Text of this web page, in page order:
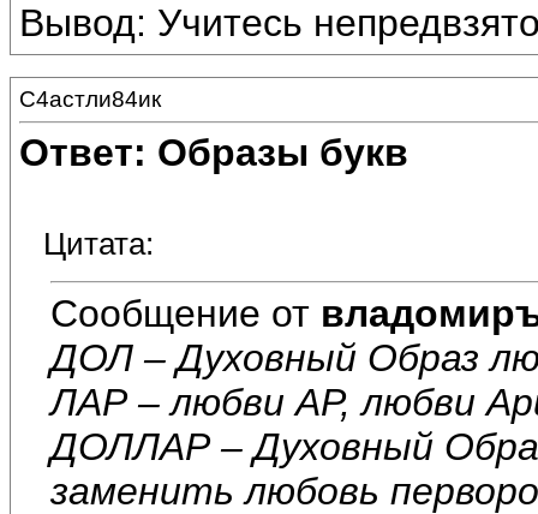
Вывод: Учитесь
С4астли84ик
Ответ: Образы букв
Цитата:
Сообщение от
ДОЛ – Духовный Образ
ЛАР – любви АР, любви
ДОЛЛАР – Духовный
заменить любовь